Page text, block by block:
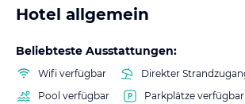
Hotel allgemein
Beliebteste Ausstattungen:
Wifi verfügbar
Direkter
Pool verfügbar
Parkplätze verfügbar